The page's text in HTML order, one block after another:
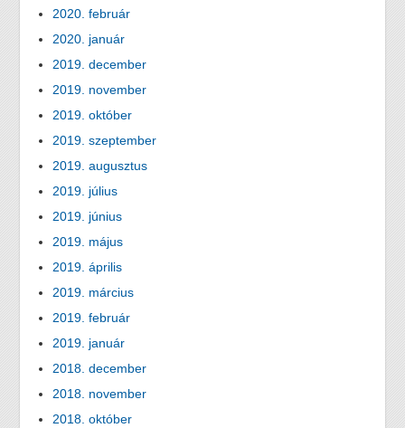
2020. február
2020. január
2019. december
2019. november
2019. október
2019. szeptember
2019. augusztus
2019. július
2019. június
2019. május
2019. április
2019. március
2019. február
2019. január
2018. december
2018. november
2018. október